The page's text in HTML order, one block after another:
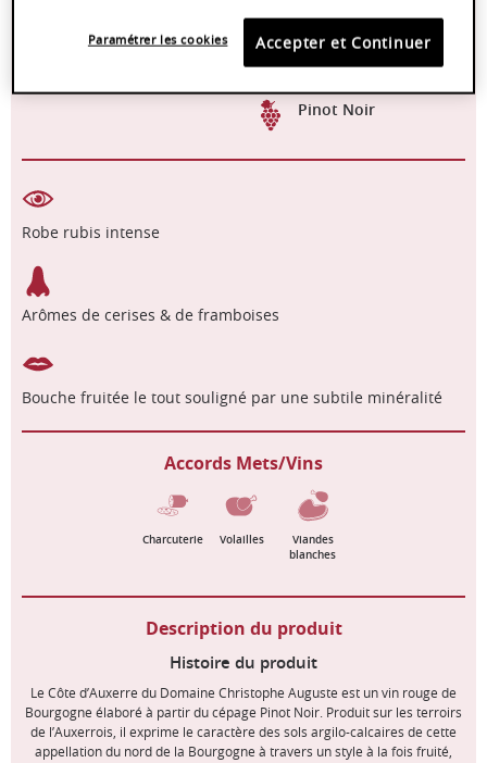
Mécanique
Pinot Noir
Robe rubis intense
Arômes de cerises & de framboises
Bouche fruitée le tout souligné par une subtile minéralité
Accords Mets/Vins
Charcuterie Volailles
Viandes
blanches
Description du produit
Histoire du produit
Le Côte d’Auxerre du Domaine Christophe Auguste est un vin rouge de
Bourgogne élaboré à partir du cépage Pinot Noir. Produit sur les terroirs
de l’Auxerrois, il exprime le caractère des sols argilo-calcaires de cette
appellation du nord de la Bourgogne à travers un style à la fois fruité,
Accepter et Continuer
Paramétrer les cookies